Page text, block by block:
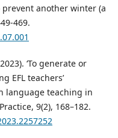
prevent another winter (a
469.
‘To generate or
EFL teachers’
language teaching in
9(2), 168–182.